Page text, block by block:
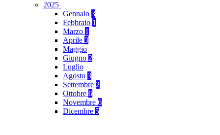
2025
Gennaio 3
Febbraio 1
Marzo 1
Aprile 3
Maggio
Giugno 2
Luglio
Agosto 3
Settembre 2
Ottobre 6
Novembre 6
Dicembre 5